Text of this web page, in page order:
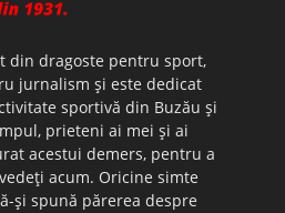
din dragoste pentru sport,
jurnalism şi este dedicat
sportivă din Buzău şi
prieteni ai mei şi ai
acestui demers, pentru a
acum. Oricine simte
şi spună părerea despre